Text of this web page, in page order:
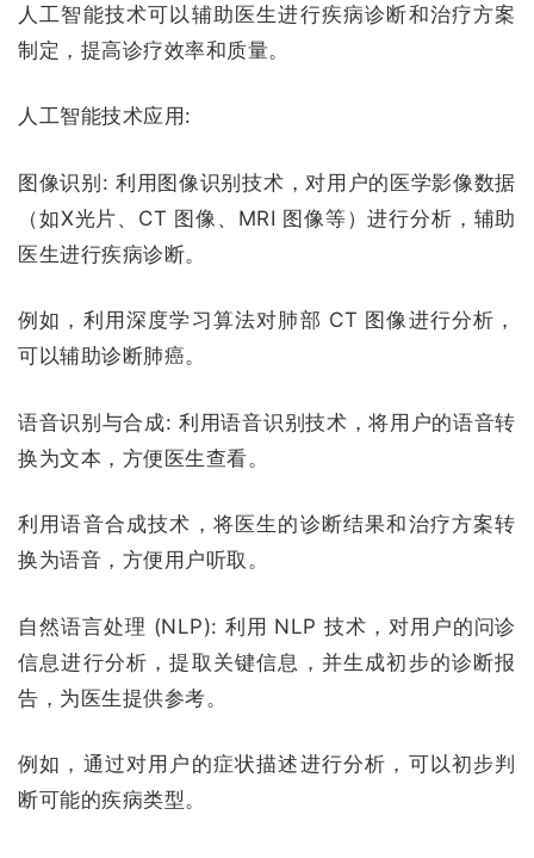
人工智能技术可以辅助医生进行疾病诊断和治疗方案
制定，提高诊疗效率和质量。
人工智能技术应用:
图像识别: 利用图像识别技术，对用户的医学影像数据
（如X光片、CT 图像、MRI 图像等）进行分析，辅助
医生进行疾病诊断。
例如，利用深度学习算法对肺部 CT 图像进行分析，
可以辅助诊断肺癌。
语音识别与合成:利用语音识别技术，将用户的语音转
换为文本，方便医生查看。
利用语音合成技术，将医生的诊断结果和治疗方案转
换为语音，方便用户听取。
自然语言处理 (NLP): 利用 NLP 技术，对用户的问诊
信息进行分析，提取关键信息，并生成初步的诊断报
告，为医生提供参考。
例如，通过对用户的症状描述进行分析，可以初步判
断可能的疾病类型。